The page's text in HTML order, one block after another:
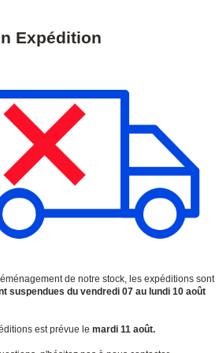
Reprise prévue le